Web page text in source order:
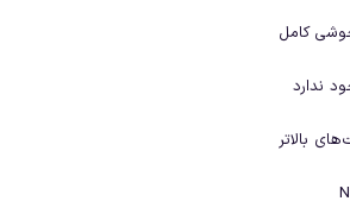
کامل
ندارد
بالاتر